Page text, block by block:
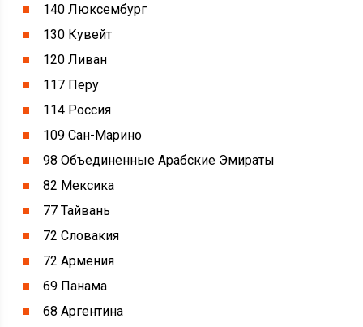
140 Люксембург
130 Кувейт
120 Ливан
117 Перу
114 Россия
109 Сан-Марино
98 Объединенные Арабские Эмираты
82 Мексика
77 Тайвань
72 Словакия
72 Армения
69 Панама
68 Аргентина